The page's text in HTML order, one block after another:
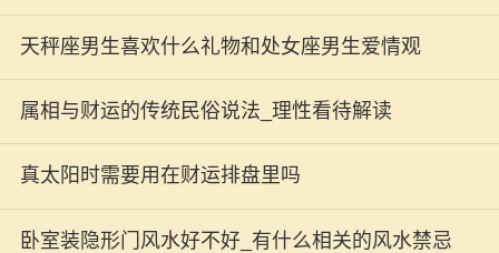
天秤座男生喜欢什么礼物和处女座男生爱情观
属相与财运的传统民俗说法_理性看待解读
真太阳时需要用在财运排盘里吗
卧室装隐形门风水好不好_有什么相关的风水禁忌